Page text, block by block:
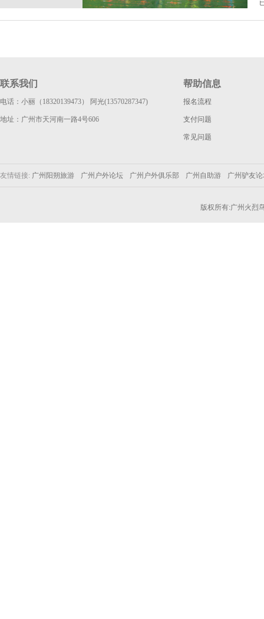
联系我们
电话：小丽（18320139473） 阿光(13570287347)
地址：广州市天河南一路4号606
帮助信息
报名流程
支付问题
常见问题
友情链接: 广州阳朔旅游 广州户外论坛 广州户外俱乐部 广州自助游 广州驴友
版权所有:广州火烈